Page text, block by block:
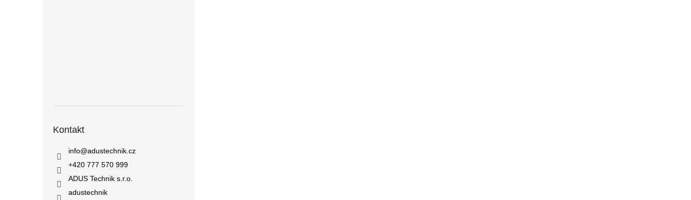
Kontakt
info@adustechnik.cz
+420 777 570 999
ADUS Technik s.r.o.
adustechnik